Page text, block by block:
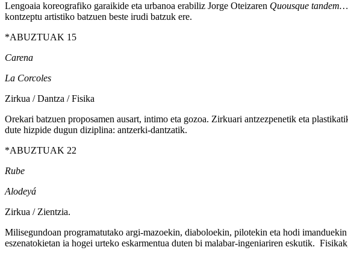
Lengoaia koreografiko garaikide eta urbanoa erabiliz Jorge Oteizaren Quousque
kontzeptu artistiko batzuen beste irudi batzuk ere.
*ABUZTUAK 15
Carena
La Corcoles
Zirkua / Dantza / Fisika
Orekari batzuen proposamen ausart, intimo eta gozoa. Zirkuari antzezpenetik eta
dute hizpide dugun diziplina: antzerki-dantzatik.
*ABUZTUAK 22
Rube
Alodeyá
Zirkua / Zientzia.
Milisegundoan programatutako argi-mazoekin, diaboloekin, pilotekin eta hodi
eszenatokietan ia hogei urteko eskarmentua duten bi malabar-ingeniariren eskutik.